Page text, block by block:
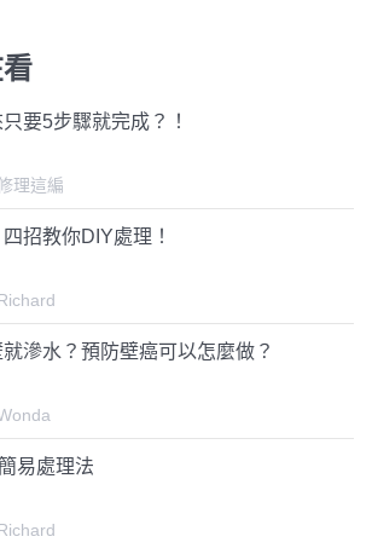
要5步驟就完成？！
理這編
招教你DIY處理！
滲水？預防壁癌可以怎麼做？
易處理法